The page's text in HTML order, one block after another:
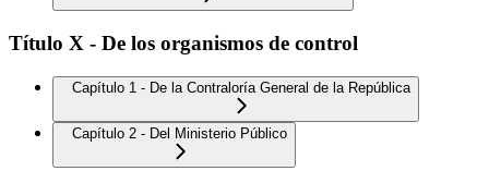
Título X - De los organismos de control
Capítulo 1 - De la Contraloría General de la República
Capítulo 2 - Del Ministerio Público